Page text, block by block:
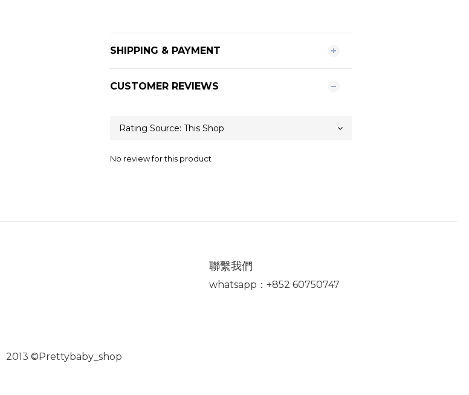
SHIPPING & PAYMENT
CUSTOMER REVIEWS
No review for this product
聯繫我們
whatsapp：+852 60750747
2013 ©Prettybaby_shop